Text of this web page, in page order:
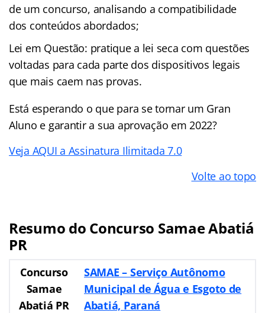
de um concurso, analisando a compatibilidade
dos conteúdos abordados;
Lei em Questão: pratique a lei seca com questões
voltadas para cada parte dos dispositivos legais
que mais caem nas provas.
Está esperando o que para se tornar um Gran
Aluno e garantir a sua aprovação em 2022?
Veja AQUI a Assinatura Ilimitada 7.0
Volte ao topo
Resumo do Concurso Samae Abatiá
PR
Concurso
Samae
Abatiá PR
SAMAE – Serviço Autônomo
Municipal de Água e Esgoto de
Abatiá, Paraná